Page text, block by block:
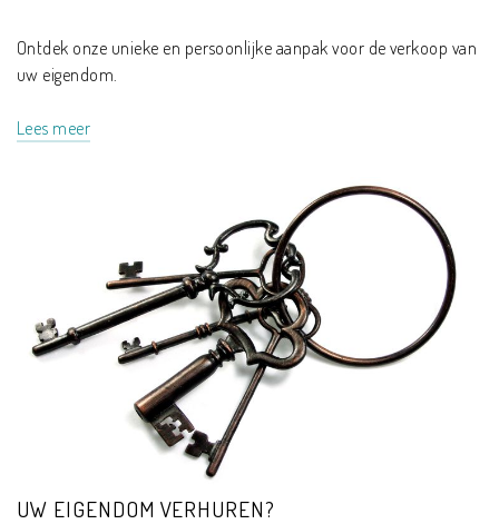
Ontdek onze unieke en persoonlijke aanpak voor de verkoop van
uw eigendom.
Lees meer
UW EIGENDOM VERHUREN?